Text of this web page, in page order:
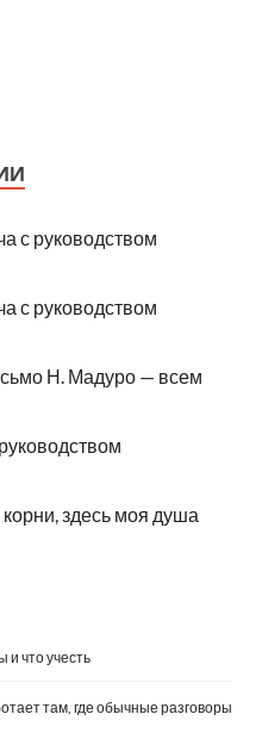
с руководством
с руководством
Н. Мадуро — всем
здесь моя душа
и что учесть
там, где обычные разговоры